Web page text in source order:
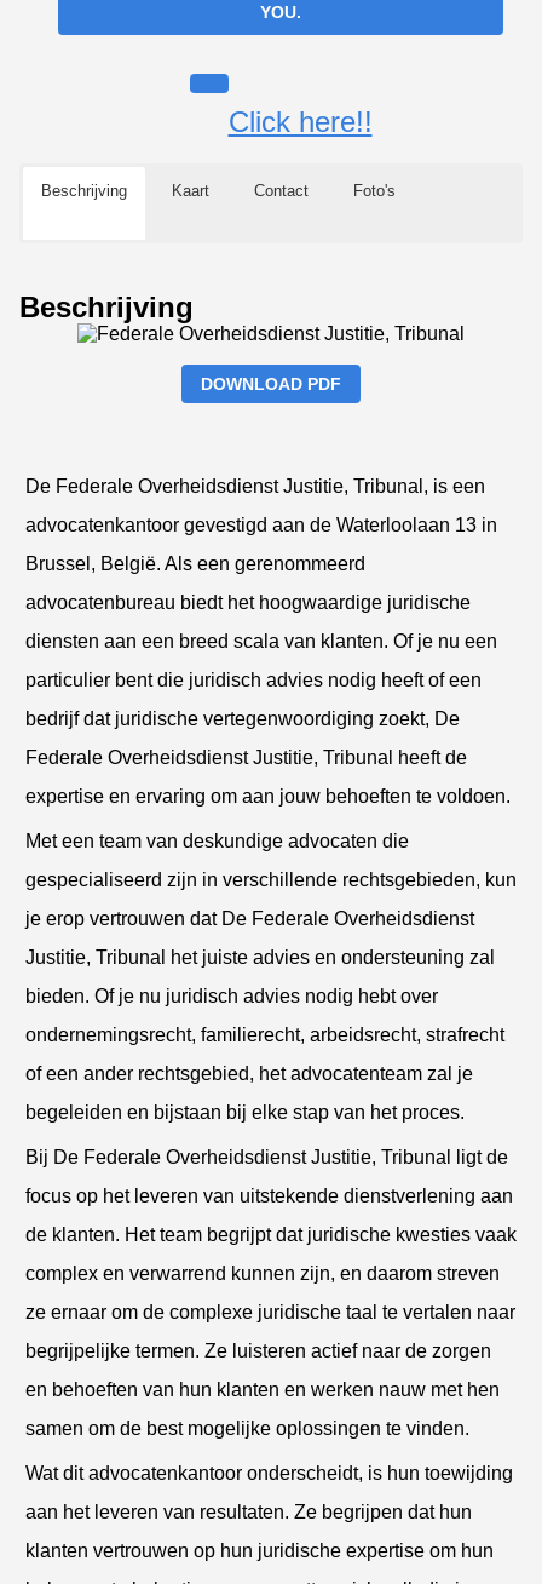
YOU.
Click here!!
Beschrijving Kaart Contact Foto's
Beschrijving
DOWNLOAD PDF
De Federale Overheidsdienst Justitie, Tribunal, is een
advocatenkantoor gevestigd aan de Waterloolaan 13 in
Brussel, België. Als een gerenommeerd
advocatenbureau biedt het hoogwaardige juridische
diensten aan een breed scala van klanten. Of je nu een
particulier bent die juridisch advies nodig heeft of een
bedrijf dat juridische vertegenwoordiging zoekt, De
Federale Overheidsdienst Justitie, Tribunal heeft de
expertise en ervaring om aan jouw behoeften te voldoen.
Met een team van deskundige advocaten die
gespecialiseerd zijn in verschillende rechtsgebieden, kun
je erop vertrouwen dat De Federale Overheidsdienst
Justitie, Tribunal het juiste advies en ondersteuning zal
bieden. Of je nu juridisch advies nodig hebt over
ondernemingsrecht, familierecht, arbeidsrecht, strafrecht
of een ander rechtsgebied, het advocatenteam zal je
begeleiden en bijstaan bij elke stap van het proces.
Bij De Federale Overheidsdienst Justitie, Tribunal ligt de
focus op het leveren van uitstekende dienstverlening aan
de klanten. Het team begrijpt dat juridische kwesties vaak
complex en verwarrend kunnen zijn, en daarom streven
ze ernaar om de complexe juridische taal te vertalen naar
begrijpelijke termen. Ze luisteren actief naar de zorgen
en behoeften van hun klanten en werken nauw met hen
samen om de best mogelijke oplossingen te vinden.
Wat dit advocatenkantoor onderscheidt, is hun toewijding
aan het leveren van resultaten. Ze begrijpen dat hun
klanten vertrouwen op hun juridische expertise om hun